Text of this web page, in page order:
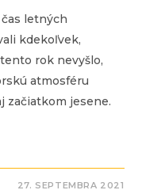
letných
kdekoľvek,
rok nevyšlo,
atmosféru
začiatkom jesene.
27. SEPTEMBRA 2021